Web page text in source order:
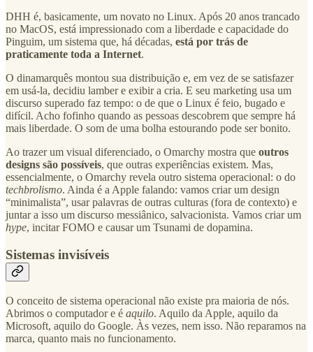
DHH é, basicamente, um novato no Linux. Após 20 anos trancado
no MacOS, está impressionado com a liberdade e capacidade do
Pinguim, um sistema que, há décadas, está por trás de
praticamente toda a Internet.
O dinamarquês montou sua distribuição e, em vez de se satisfazer
em usá-la, decidiu lamber e exibir a cria. E seu marketing usa um
discurso superado faz tempo: o de que o Linux é feio, bugado e
difícil. Acho fofinho quando as pessoas descobrem que sempre há
mais liberdade. O som de uma bolha estourando pode ser bonito.
Ao trazer um visual diferenciado, o Omarchy mostra que outros
designs são possíveis, que outras experiências existem. Mas,
essencialmente, o Omarchy revela outro sistema operacional: o do
techbrolismo. Ainda é a Apple falando: vamos criar um design
“minimalista”, usar palavras de outras culturas (fora de contexto) e
juntar a isso um discurso messiânico, salvacionista. Vamos criar um
hype, incitar FOMO e causar um Tsunami de dopamina.
Sistemas invisíveis
O conceito de sistema operacional não existe pra maioria de nós.
Abrimos o computador e é aquilo. Aquilo da Apple, aquilo da
Microsoft, aquilo do Google. Às vezes, nem isso. Não reparamos na
marca, quanto mais no funcionamento.